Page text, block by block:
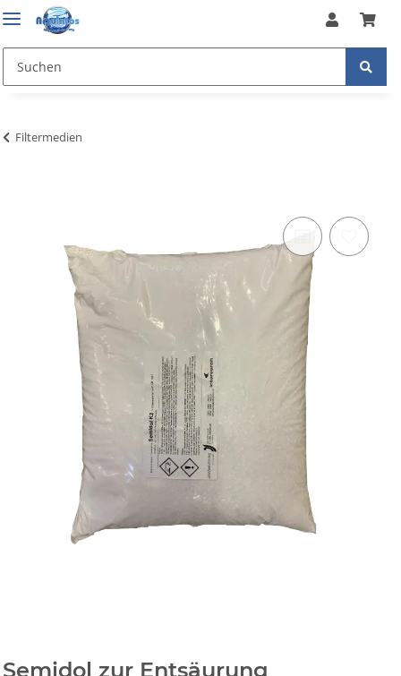
Filtermedien
Semidol zur Entsäurung